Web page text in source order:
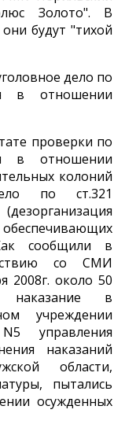
Золото". В
будут "тихой
дело по
в отношении
проверки по
в отношении
колоний
по ст.321
сообщили в
со СМИ
2008г. около 50
наказание в
учреждении
управления
наказаний
области,
пытались
осужденных